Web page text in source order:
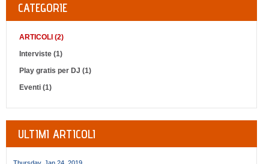
CATEGORIE
ARTICOLI (2)
Interviste (1)
Play gratis per DJ (1)
Eventi (1)
ULTIMI ARTICOLI